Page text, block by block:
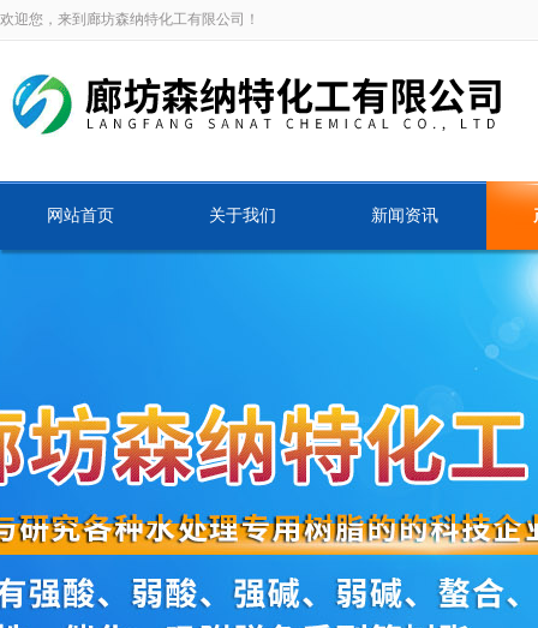
欢迎您，来到廊坊森纳特化工有限公司！
网站首页 关于我们 新闻资讯